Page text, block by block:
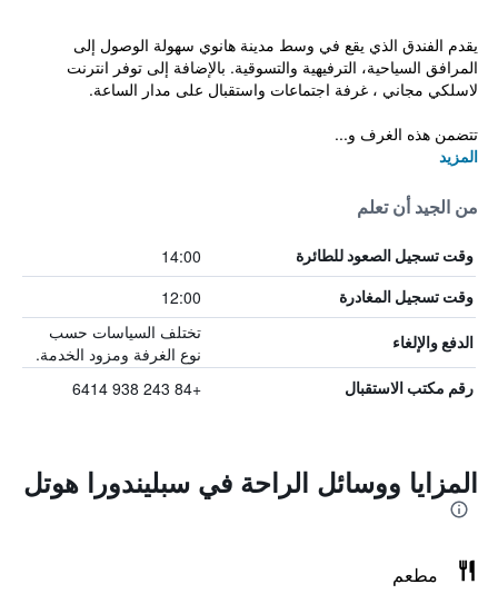
يقدم الفندق الذي يقع في وسط مدينة هانوي سهولة الوصول إلى
المرافق السياحية، الترفيهية والتسوقية. بالإضافة إلى توفر انترنت
لاسلكي مجاني ، غرفة اجتماعات واستقبال على مدار الساعة.
تتضمن هذه الغرف و...
المزيد
من الجيد أن تعلم
وقت تسجيل الصعود للطائرة 14:00
وقت تسجيل المغادرة 12:00
الدفع والإلغاء
تختلف السياسات حسب
نوع الغرفة ومزود الخدمة.
رقم مكتب الاستقبال +84 243 938 6414
المزايا ووسائل الراحة في سبليندورا هوتل
مطعم